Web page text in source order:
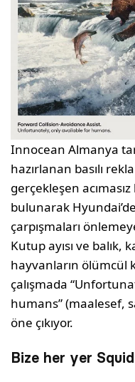
Innocean Almanya
hazırlanan basılı
gerçekleşen
bulunarak
çarpışmaları
Kutup ayısı ve balık,
hayvanların ölümcül
çalışmada
humans” (maalesef,
öne çıkıyor.
Bize her yer